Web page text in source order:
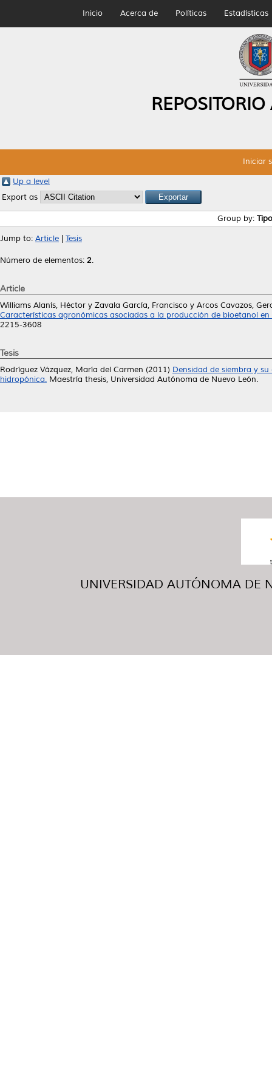
Inicio Acerca de Políticas Estadísticas
Iniciar
Up a level
Export as
Group by:
Jump to: Article Tesis
Número de elementos: 2.
Article
Williams Alanís, Héctor y Zavala García, Francisco y Arcos Cavazos,
Características agronómicas asociadas a la producción de bioetanol
2215-3608
Tesis
Rodríguez Vázquez, María del Carmen (2011) Densidad de siembra y
hidropónica. Maestría thesis, Universidad Autónoma de Nuevo León.
UNIVERSIDAD AUTÓNOMA DE